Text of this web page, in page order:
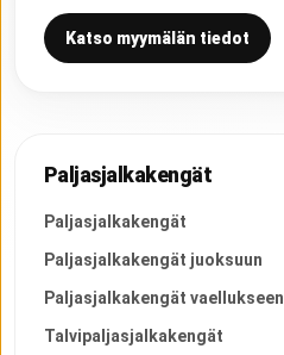
Katso myymälän tiedot
Paljasjalkakengät
Paljasjalkakengät
Paljasjalkakengät juoksuun
Paljasjalkakengät vaellukseen
Talvipaljasjalkakengät